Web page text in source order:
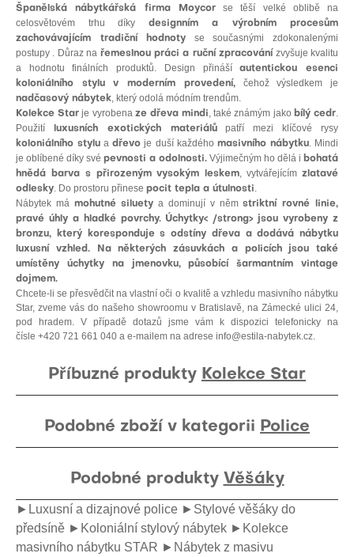
Španělská nábytkářská firma Moycorse těší velké oblibě na
celosvětovém trhu díky
designním a výrobním procesům
zachovávajícím tradiční hodnoty
se současnými zdokonalenými
postupy . Důraz na řemeslnou práci a ruční zpracování zvyšuje kvalitu
a hodnotu finálních produktů. Design přinášíautentickou esenci
koloniálního stylu v moderním provedení,čehož výsledkem je
nadčasový nábytek, který odolá módním trendům.
Kolekce Star je vyrobena ze dřeva mindi, také známým jako bílý cedr.
Použití
luxusních exotických materiálůpatří mezi klíčové rysy
koloniálního stylu adřevo je duší každého masivního nábytku. Mindi
je oblíbené díky své pevnosti a odolnosti. Výjimečným ho dělá i bohatá
hnědá barva s přirozeným vysokým leskem, vytvářejícímzlatavé
odlesky. Do prostoru přinese pocit tepla a útulnosti.
Nábytek má mohutné siluety a dominují v němstriktní rovné linie,
pravé úhly a hladké povrchy. Úchytky< /strong> jsou vyrobeny z
bronzu, který koresponduje s odstíny dřeva a dodává nábytku
luxusní vzhled. Na některých zásuvkách a policích jsou také
umístěny úchytky na jmenovku, působící šarmantnímvintage
dojmem.
Chcete-li se přesvědčit na vlastní oči o kvalitě a vzhledu masivního nábytku
Star, zveme vás do našeho showroomu v Bratislavě, na Zámecké ulici 24,
pod hradem. V případě dotazů jsme vám k dispozici telefonicky na
čísle +420 721 661 040 a e-mailem na adrese info@estila-nabytek.cz.
Příbuzné produkty Kolekce Star
Podobné zboží v kategorii Police
Podobné produkty Věšáky
►Luxusní a dizajnové police ►Stylové věšáky do
předsíně ►Koloniální stylový nábytek ►Kolekce
masivního nábytku STAR ►Nábytek z masivu